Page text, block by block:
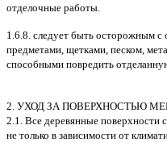
отделочные работы.
1.6.8. следует быть осторожным
предметами, щетками, песком,
способными повредить
2. УХОД ЗА ПОВЕРХНОСТЬЮ
2.1. Все деревянные поверхности
не только в зависимости от